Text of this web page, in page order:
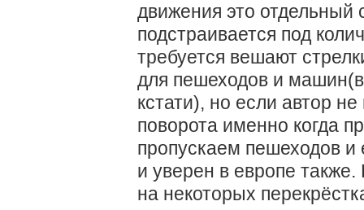
движения это отдельный
подстраивается под
требуется вешают
для пешеходов и машин(в
кстати), но если автор
поворота именно когда
пропускаем пешеходов и
и уверен в европе
на некоторых